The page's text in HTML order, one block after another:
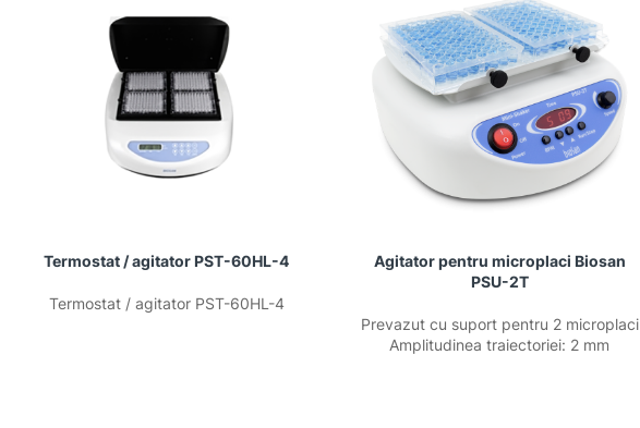
Termostat / agitator PST-60HL-4
Termostat / agitator PST-60HL-4
Agitator pentru microplaci Biosan
PSU-2T
Prevazut cu suport pentru 2 microplaci
Amplitudinea traiectoriei: 2 mm